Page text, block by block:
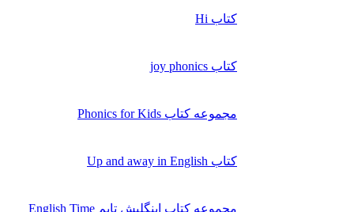
کتاب Hi
کتاب joy phonics
مجموعه کتاب Phonics for Kids
کتاب Up and away in English
مجموعه کتاب اینگلیش تایم English Time